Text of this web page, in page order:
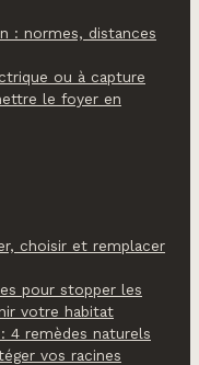
: normes, distances
ou à capture
le foyer en
choisir et remplacer
pour stopper les
votre habitat
4 remèdes naturels
vos racines